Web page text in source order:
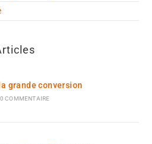
grande conversion
0 COMMENTAIRE